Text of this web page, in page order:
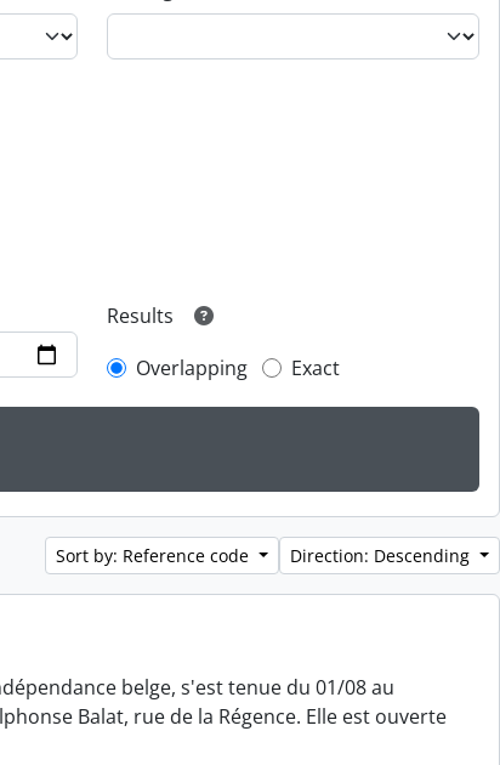
Results
Overlapping
Exact
Sort by: Reference code Direction: Descending
belge, s'est tenue du 01/08 au
Balat, rue de la Régence. Elle est ouverte